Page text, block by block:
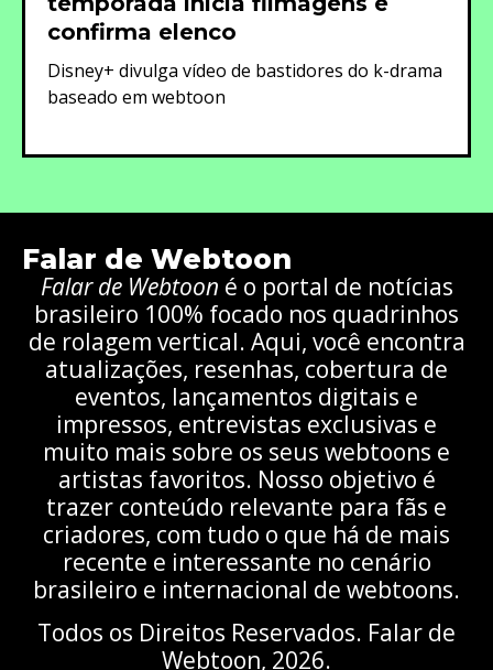
confirma elenco
Disney+ divulga vídeo de bastidores do k-drama
baseado em webtoon
Falar de Webtoon
Falar de Webtoon é o portal de notícias
brasileiro 100% focado nos quadrinhos
de rolagem vertical. Aqui, você encontra
atualizações, resenhas, cobertura de
eventos, lançamentos digitais e
impressos, entrevistas exclusivas e
muito mais sobre os seus webtoons e
artistas favoritos. Nosso objetivo é
trazer conteúdo relevante para fãs e
criadores, com tudo o que há de mais
recente e interessante no cenário
brasileiro e internacional de webtoons.
Todos os Direitos Reservados. Falar de
Webtoon, 2026.